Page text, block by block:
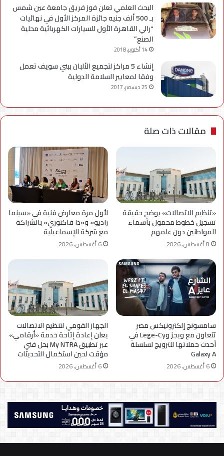
البحث العلمي تعلن فوز فريق جامعة عين شمس
بـ 500 ألف جنيه جائزة المركز الأول في نهائيات
“رالي القاهرة الأول للسيارات الكهربائية محلية
الصنع”
14 أكتوبر، 2018
إنشاء 5 مراكز لتجميع الألبان ببني سويف تعمل
وفقا لمعايير السلامة الدولية
25 ديسمبر، 2017
مقالات ذات صلة
«تنظيم الاتصالات» يوضح حقيقة
تسجيل خطوط محمول بأسماء
المواطنين دون علمهم
8 أغسطس، 2026
لأول مرة معارض فنية في «سينما
راديو» و«ذا فاكتوري» بالشراكة
مع شركة الإسماعيلية
6 أغسطس، 2026
سامسونج إلكترونيكس مصر
تتعاون مع ويجز وLege-Cy في
أحدث حملاتها للترويج لسلسلة
Galaxy A
6 أغسطس، 2026
الجهاز القومي لتنظيم الاتصالات
يعلن إعادة إتاحة خدمة «أرقامي»
عبر تطبيق My NTRA بحل فني
مؤقت لحين استكمال التحديثات
6 أغسطس، 2026